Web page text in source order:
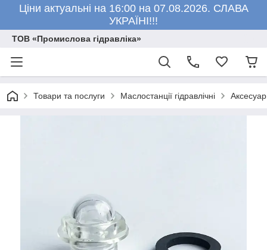
Ціни актуальні на 16:00 на 07.08.2026. СЛАВА
УКРАЇНІ!!!
ТОВ «Промислова гідравліка»
Товари та послуги Маслостанції гідравлічні